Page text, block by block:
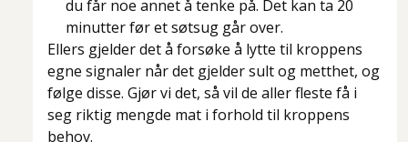
du får noe annet å tenke på. Det kan ta 20
minutter før et søtsug går over.
Ellers gjelder det å forsøke å lytte til kroppens
egne signaler når det gjelder sult og metthet, og
følge disse. Gjør vi det, så vil de aller fleste få i
seg riktig mengde mat i forhold til kroppens
behov.